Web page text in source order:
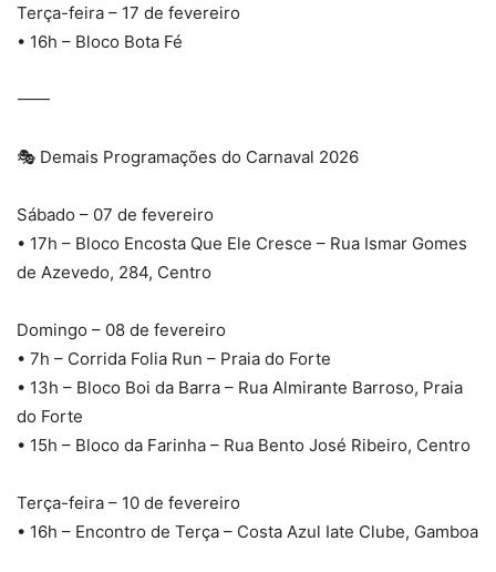
Terça-feira – 17 de fevereiro
• 16h – Bloco Bota Fé
⸻
🎭 Demais Programações do Carnaval 2026
Sábado – 07 de fevereiro
• 17h – Bloco Encosta Que Ele Cresce – Rua Ismar Gomes
de Azevedo, 284, Centro
Domingo – 08 de fevereiro
• 7h – Corrida Folia Run – Praia do Forte
• 13h – Bloco Boi da Barra – Rua Almirante Barroso, Praia
do Forte
• 15h – Bloco da Farinha – Rua Bento José Ribeiro, Centro
Terça-feira – 10 de fevereiro
• 16h – Encontro de Terça – Costa Azul Iate Clube, Gamboa